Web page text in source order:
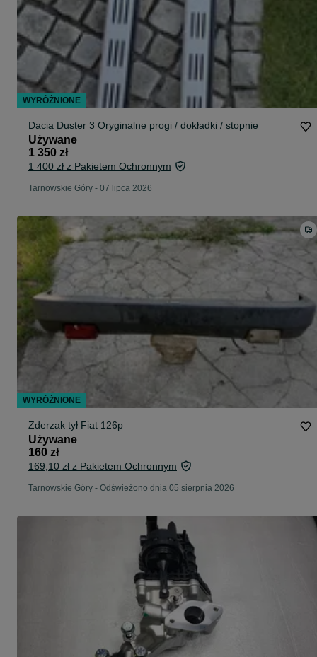
Dacia Duster 3 Oryginalne progi / dokładki / stopnie
Używane
1 350 zł
1 400 zł z Pakietem Ochronnym
Tarnowskie Góry - 07 lipca 2026
Zderzak tył Fiat 126p
Używane
160 zł
169,10 zł z Pakietem Ochronnym
Tarnowskie Góry - Odświeżono dnia 05 sierpnia 2026
WYRÓŻNIONE
WYRÓŻNIONE